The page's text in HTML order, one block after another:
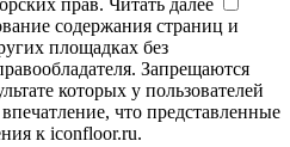
содержания страниц и
площадках без
Запрещаются
которых у пользователей
что представленные
к iconfloor.ru.